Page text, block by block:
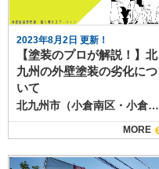
2023年8月2日 更新！
【塗装のプロが解説！】北
九州の外壁塗装の劣化につ
いて
北九州市（小倉南区・小倉北区）、行橋市、苅田町の皆様 こんにちは！ 北九州市小倉南区・小倉北区・行橋市・苅田町の外壁塗装＆屋根塗装＆雨漏り補修専門店【塗り替えステーション】｜㈱志水です＾＾ 北九州市の唯一の1級塗装技能士10名在籍の外壁塗装＆屋根塗装専門店だから、高品質の塗装工事を提供できます！ いつもブログをお読みいただき誠にありがとうございます！ 今回は、国家資格を保有している志水 章吾が外壁塗装の業者の選び方をわかりやすく解説いたします！ 戸建て塗装は10数年に1度しか行わないものであるため、一般のお客様はなじみがあまりありません。にもかかわらず、塗装は決して安いものではありません。だからこそ、失敗しない業者選びを心がけましょう！ 【目次】 外壁塗装とは 外壁塗装業者の選び方のポイント 実績や評価 料金や保証内容 施工方法や使用する材料 アフターフォロー 外壁塗装業者の見積もりについて まとめ 北九州市の外壁塗装業者について そもそも北九州にある戸建て塗装をする業者は下記のような特徴を打ち出していることが多いです。 ①プロの技術力や知識の高さ ➁豊富な現場経験・施工実績 ➂使う塗料や材料の品質の高さ ④アフターフォローの充実 ➄工事保障 などが挙げられます。 もちろんこれらの要素は非常に重要ですが、誤解を恐れずにお伝えしますと、「言おうと思えば誰でも言えてしまう」ということです。 「プロの技術や知識の高さ」や「豊富な現場経験」といった要素は客観的に評価できる指標がなければいけません。 では、その客観的な指標となるのは何でしょうか？ それが、「資格」を保有しているかどうか？ です。 誰でも取れるような民間資格ではなく、実務経験や筆記試験、実技試験に合格しなければもらえない「国家資格」を保有している業者を選ぶようにしましょう。 しかし、1点注意点があります。塗装に関連連する国家資格で代表的なものには「1級塗装技能士」というものがあります。この資格を保有しているかどうかはもちろん重要なのですが「自社の従業員が保有しているかどうか？営業マンが保有しているかどうか？」がさらに重要です。 というのも、塗装業者の中には工事をお客様から頂いたらそのまま下請けに流す業者もあります。そして、その下請け業者が1級塗装技能士を持っているという場合もあるのです。もちろん、実際に塗る職人さんが国家資格を持っていることはとても良いことなのですが、実際に塗装のプランを作成して提案する営業マン自身が資格を持っていなければ最適な塗料や下地処理を区別することができません。 下請けの職人さんは基本的には元請けさんから降りてきた指示の通りに作業を行うため、そもそもの工事内容が最適なものでなければ必然的に工事もよいものにはなりません。 だからこそ、営業マン自身が「1級塗装技能士をはじめとした国家資格」を持っている業者を選ぶようにしていただきたいと思います。 外壁塗装業者の選び方の4つのポイント もう少し詳しい話をしたいと思います。 外壁塗装業者を選ぶ際には、以下の4つのポイントを考慮することが必要です。 実績や評価：過去の施工実績やリピート客をチェックしたり、口コミサイトを調べることで、信頼性のある業者を選ぶことができます。 料金や保証内容：料金を比較することで、妥当な価格の見積もりを得ることができます。また、保証内容も重要なポイントです。 施工方法や使用する材料：施工方法や使用する塗料などの材料についても詳しく調べることが大切です。使用する塗料や施工方法が正しくない場合は、塗装の効果が期待できなくなってしまいます。 アフターフォロー：見積もり段階でも、メールや電話での問い合わせに丁寧に対応する業者は、アフターフォローにおいてもきちんと対応してくれる可能性が高いでしょう。 価格が安いからという1つの側面だけを見て業者を選ぶことは避けましょう。価格が安いということは何かしらを削らなければ実現できません。そして、塗料代や足場代というものはほぼ固定です。つまり削るとすれば職人さんの手間賃です。それを削るということは良い職人さんではない可能性も少なからず発生してしまうということです。 外壁塗装業者の見積もりについて 外壁塗装業者に見積もりを依頼する際には、必ず複数の業者に見積もりを依頼することが大切です。また、見積もりには、工期や使用する塗料の種類や品質、保証期間、費用の内訳など詳しい項目が記載されているため、確認を怠らないようにしましょう。 まとめ 外壁塗装の施工には、高い技術力を要するため、施工業者選びは非常に重要です。信頼性のある業者を選ぶことで、施工においてトラブルが起きるリスクを低減することができます。また、複数の見積もりを比較し、料金や保証内容、施工方法についてもしっかり確認してから業者を選ぶようにしましょう。 私たち塗り替えステーションでは、専門の職人たちが対応させていただきます。 お悩みの際はお気軽にお問い合わせください。 お問い合わせはこちら↓↓↓ 北九州市（小倉南区・小倉北区）、行橋市、苅田町の外壁塗装＆屋根工事なら、 北九州市の唯一の1級塗装技能士10名在籍の塗り替えステーション｜㈱志水にお任せください！ 北九州市の施工事例はこちら 北九州市で創業61年、累計施工実績13,000件！2020年7月からHPで施工事例を公開中！ お得な塗装メニューはこちら 塗装の適正相場、どんな塗料があるのかについて知りたい方はこちら！ 職人・スタッフ紹介はこちら 社長、塗装アドバイザーから職人までに、1級塗装技能士、1級建築士、外装診断士などの資格者は多数在籍！だからいつも高品質の塗装工事を提供できます！ お得なキャンペーン情報はこちら 実施中のお得なキャンペーン情報をチェックしたい方はこちら！ 無料見積り・無料診断の依頼はこちら
MORE